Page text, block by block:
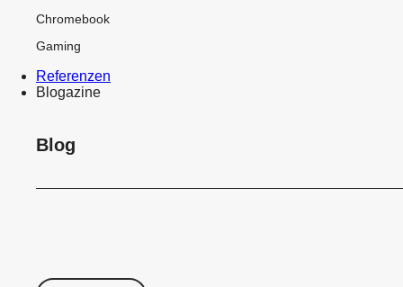
Chromebook
Gaming
Referenzen
Blogazine
Blog